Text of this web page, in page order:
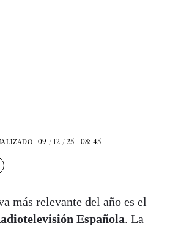
09 / 12 / 25 - 08: 45
más relevante del año es el
Española. La